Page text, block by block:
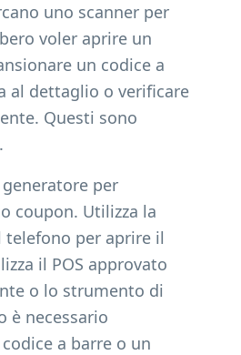
uno scanner per
voler aprire un
un codice a
al dettaglio o verificare
Questi sono
per
coupon. Utilizza la
per aprire il
il POS approvato
o lo strumento di
è necessario
a barre o un